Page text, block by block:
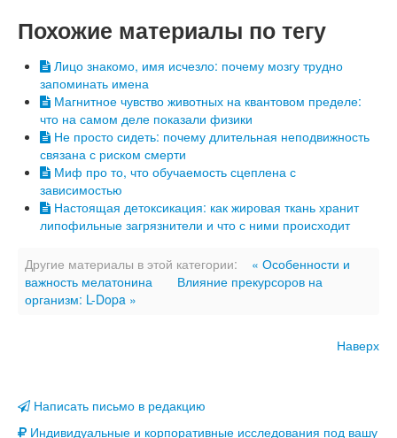
Похожие материалы по тегу
Лицо знакомо, имя исчезло: почему мозгу трудно
запоминать имена
Магнитное чувство животных на квантовом пределе:
что на самом деле показали физики
Не просто сидеть: почему длительная неподвижность
связана с риском смерти
Миф про то, что обучаемость сцеплена с
зависимостью
Настоящая детоксикация: как жировая ткань хранит
липофильные загрязнители и что с ними происходит
Другие материалы в этой категории:
« Особенности и
важность мелатонина
Влияние прекурсоров на
организм: L-Dopa »
Наверх
Написать письмо в редакцию
Индивидуальные и корпоративные исследования под вашу